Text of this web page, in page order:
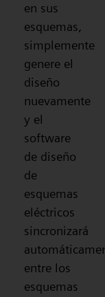
en sus
esquemas,
simplemente
genere el
diseño
nuevamente
y el
software
de diseño
de
esquemas
eléctricos
sincronizará
entre los
esquemas